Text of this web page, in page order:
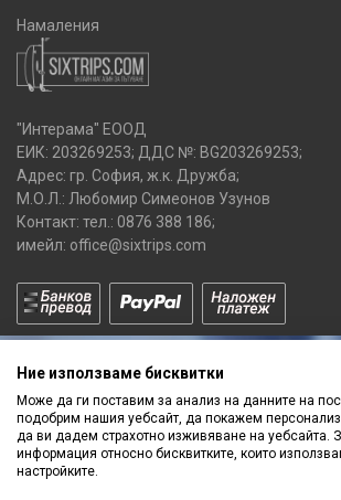
Намаления
"Интерама" ЕООД
ЕИК: 203269253; ДДС №: BG203269253;
Адрес: гр. София, ж.к. Дружба;
М.О.Л.: Любомир Симеонов Узунов
Контакт: тел.: 0876 388 186;
имейл: office@sixtrips.com
Получавай нашите
ПРОМОЦИИ
Ние използваме бисквитки
Може да ги поставим за анализ на данните на
подобрим нашия уебсайт, да покажем
да ви дадем страхотно изживяване на уебсайта.
информация относно бисквитките, които
настройките.